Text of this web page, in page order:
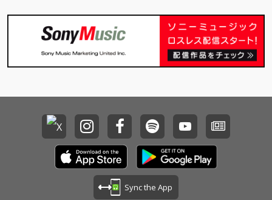
期を採用するなど新し
い試みはもちろん、よ
り幅広くジャンルに囚
われない楽曲が並ぶ作
he GazettE、bonobos
を手掛ける原浩一氏、
マスタリングエンジニ
アには、Beastie Boys
「Licensed to Ill」や、
Nirvana「Nevermin
d」、Gorillaz「Demo
n Days」と数々の名盤
期を採用するなど新し
い試みはもちろん、よ
り幅広くジャンルに囚
われない楽曲が並ぶ作
he GazettE、bonobos
を手掛ける原浩一氏、
マスタリングエンジニ
アには、Beastie Boys
「Licensed to Ill」や、
Nirvana「Nevermin
n Days」と数々の名盤
Sync the App